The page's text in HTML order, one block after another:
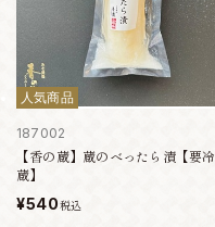
人気商品
187002
【香の蔵】蔵のべったら漬【要冷
蔵】
¥540税込